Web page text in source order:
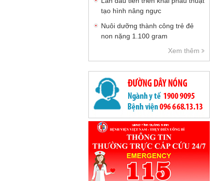
tạo hình nâng ngực
Nuôi dưỡng thành công trẻ đẻ
non nặng 1.100 gram
Xem thêm